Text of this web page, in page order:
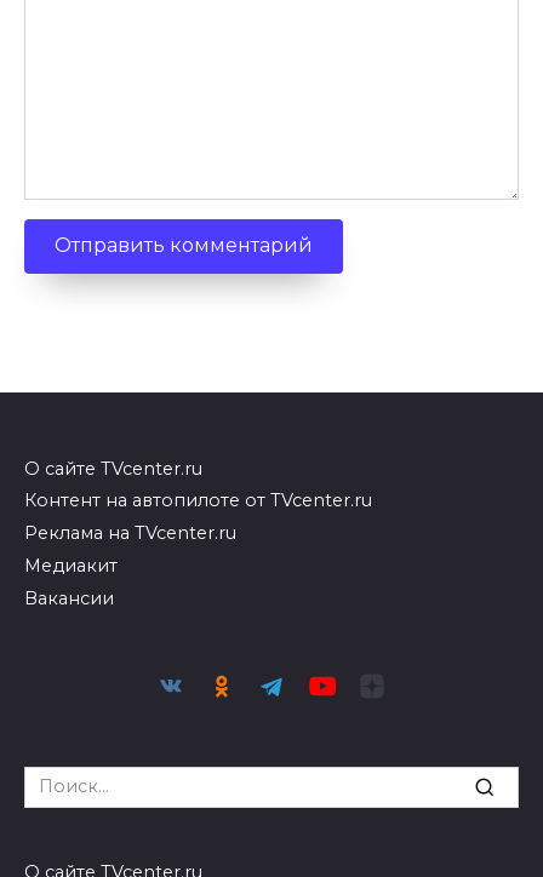
О сайте TVcenter.ru
Контент на автопилоте от TVcenter.ru
Реклама на TVcenter.ru
Медиакит
Вакансии
Search
for:
О сайте TVcenter.ru